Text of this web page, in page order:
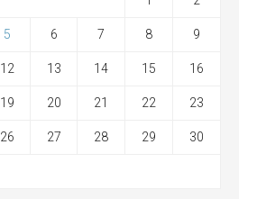
5 6 7 8 9
12 13 14 15 16
19 20 21 22 23
26 27 28 29 30